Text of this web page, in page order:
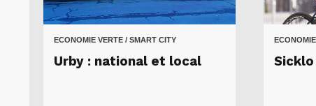
ECONOMIE VERTE / SMART CITY
Urby : national et local Sicklo